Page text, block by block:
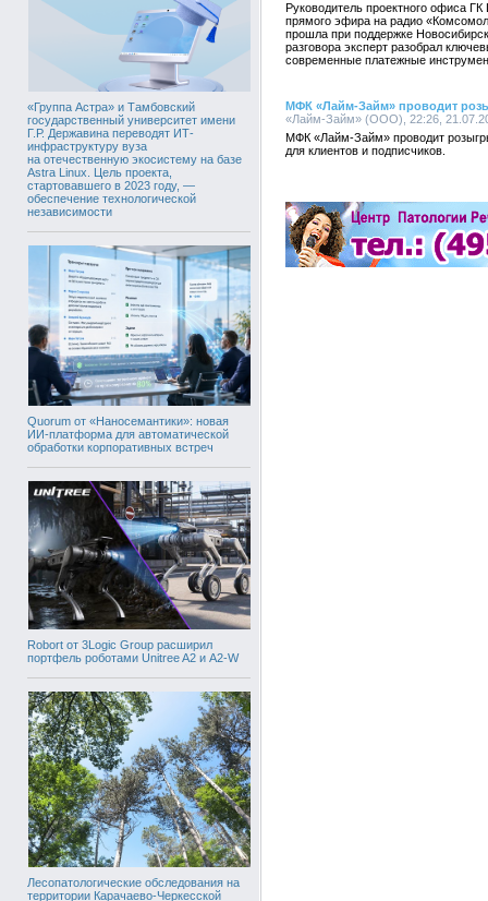
«Группа Астра» и Тамбовский
государственный университет имени
Г.Р. Державина переводят ИТ-
инфраструктуру вуза
на отечественную экосистему на базе
Astra Linux. Цель проекта,
стартовавшего в 2023 году, —
обеспечение технологической
независимости
Quorum от «Наносемантики»: новая
ИИ-платформа для автоматической
обработки корпоративных встреч
Robort от 3Logic Group расширил
портфель роботами Unitree A2 и A2-W
Лесопатологические обследования на
территории Карачаево-Черкесской
Руководитель проектного офиса
прямого эфира на радио
прошла при поддержке
разговора эксперт разобрал
современные платежные
МФК «Лайм-Займ» проводит
«Лайм-Займ» (ООО), 22:26,
МФК «Лайм-Займ» проводит
для клиентов и подписчиков.